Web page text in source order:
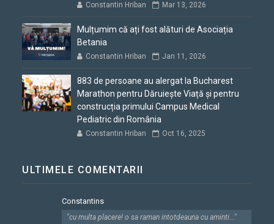
Constantin Hriban Mar 13, 2026
Mulțumim că ați fost alături de Asociația
Betania
Constantin Hriban Jan 11, 2026
883 de persoane au alergat la Bucharest
Marathon pentru Dăruiește Viață și pentru
construcția primului Campus Medical
Pediatric din România
Constantin Hriban Oct 16, 2025
ULTIMELE COMENTARII
Constantins
"cu multa placere! o sa raman intotdeauna cu aminti..."